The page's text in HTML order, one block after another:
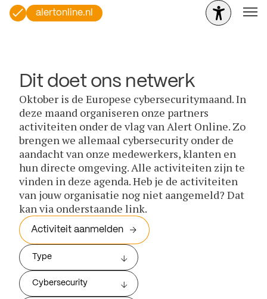
alertonline.nl
Dit doet ons netwerk
Oktober is de Europese cybersecuritymaand. In
deze maand organiseren onze partners
activiteiten onder de vlag van Alert Online. Zo
brengen we allemaal cybersecurity onder de
aandacht van onze medewerkers, klanten en
hun directe omgeving. Alle activiteiten zijn te
vinden in deze agenda. Heb je de activiteiten
van jouw organisatie nog niet aangemeld? Dat
kan via onderstaande link.
Activiteit aanmelden
Type
Cybersecurity